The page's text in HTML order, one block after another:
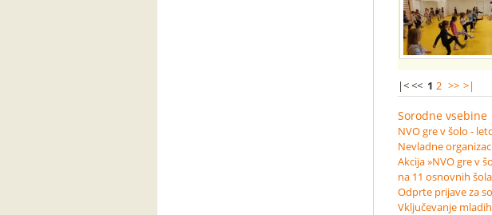
|< << 1 2 >> >|
Sorodne vsebine
NVO gre v šolo -
Nevladne
Akcija »NVO gre v
na 11 osnovnih
Odprte prijave za
Vključevanje